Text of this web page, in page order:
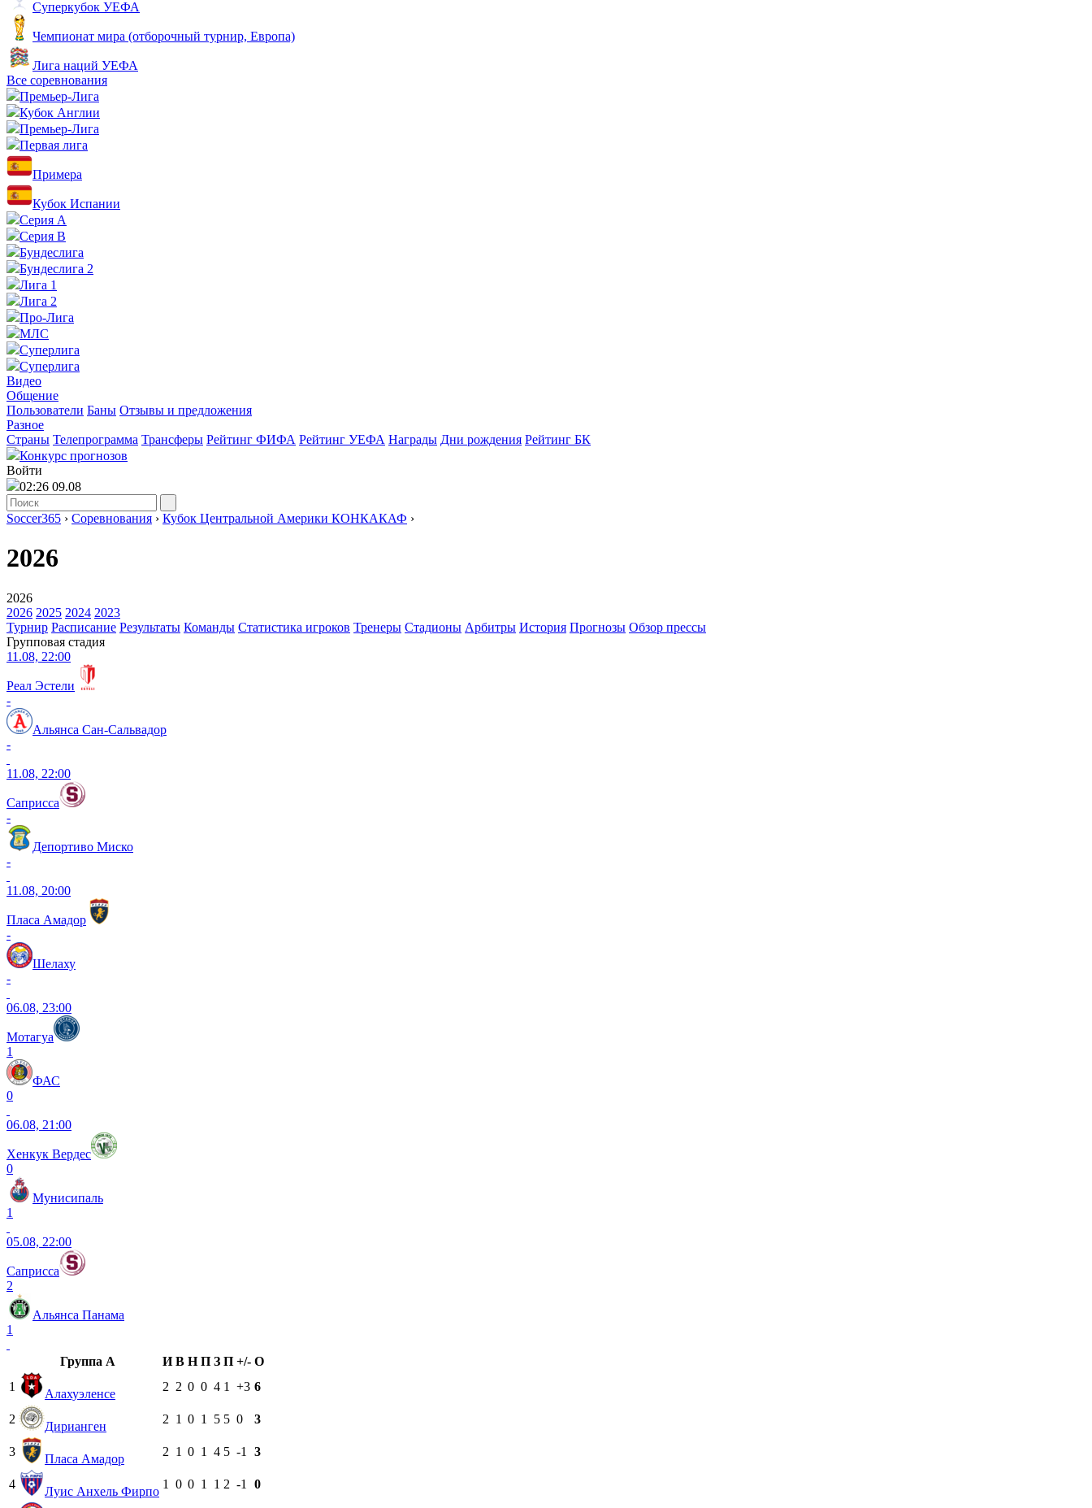
Суперкубок УЕФА
Чемпионат мира (отборочный турнир, Европа)
Лига наций УЕФА
Все соревнования
Премьер-Лига
Кубок Англии
Премьер-Лига
Первая лига
Примера
Кубок Испании
Серия А
Серия B
Бундеслига
Бундеслига 2
Лига 1
Лига 2
Про-Лига
МЛС
Суперлига
Суперлига
Видео
Общение
Пользователи Баны Отзывы и предложения
Разное
Страны Телепрограмма Трансферы Рейтинг ФИФА Рейтинг УЕФА Награды Дни рождения Рейтинг БК
Конкурс прогнозов
Войти
02:26 09.08
Soccer365 › Соревнования › Кубок Центральной Америки КОНКАКАФ ›
2026
2026
2026 2025 2024 2023
Турнир Расписание Результаты Команды Статистика игроков Тренеры Стадионы Арбитры История Прогнозы Обзор прессы
Групповая стадия
11.08, 22:00
Реал Эстели
-
Альянса Сан-Сальвадор
-
11.08, 22:00
Саприсса
-
Депортиво Миско
-
11.08, 20:00
Пласа Амадор
-
Шелаху
-
06.08, 23:00
Мотагуа
1
ФАС
0
06.08, 21:00
Хенкук Вердес
0
Мунисипаль
1
05.08, 22:00
Саприсса
2
Альянса Панама
1
Группа A И В Н П З П +/- О
1
Алахуэленсе
2 2 0 0 4 1 +3 6
2
Дирианген
2 1 0 1 5 5 0 3
3
Пласа Амадор
2 1 0 1 4 5 -1 3
4
Луис Анхель Фирпо
1 0 0 1 1 2 -1 0